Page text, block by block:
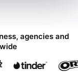
agencies and